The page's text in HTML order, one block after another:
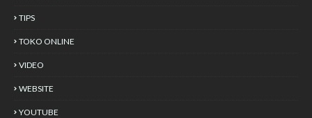
TIPS
TOKO ONLINE
VIDEO
WEBSITE
YOUTUBE